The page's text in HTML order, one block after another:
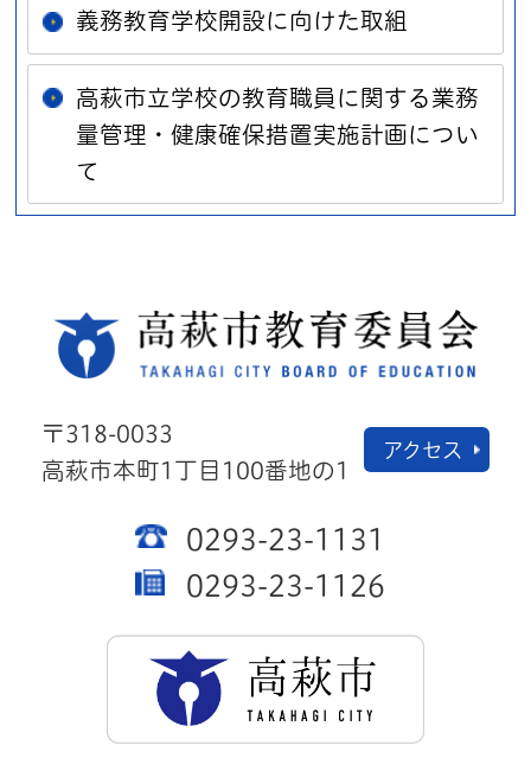
義務教育学校開設に向けた取組
高萩市立学校の教育職員に関する業務
量管理・健康確保措置実施計画につい
て
〒318-0033
高萩市本町1丁目100番地の1
アクセス
0293-23-1131
0293-23-1126